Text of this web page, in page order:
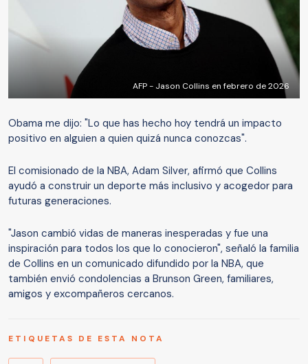
AFP - Jason Collins en febrero de 2026
Obama me dijo: "Lo que has hecho hoy tendrá un impacto
positivo en alguien a quien quizá nunca conozcas".
El comisionado de la NBA, Adam Silver, afirmó que Collins
ayudó a construir un deporte más inclusivo y acogedor para
futuras generaciones.
"Jason cambió vidas de maneras inesperadas y fue una
inspiración para todos los que lo conocieron", señaló la familia
de Collins en un comunicado difundido por la NBA, que
también envió condolencias a Brunson Green, familiares,
amigos y excompañeros cercanos.
ETIQUETAS DE ESTA NOTA